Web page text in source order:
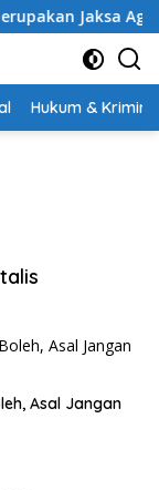
Jaksa Agar
Hukum &
Asal Jangan